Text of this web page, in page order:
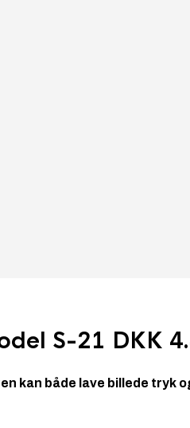
S-21 DKK
kan både lave billede tryk